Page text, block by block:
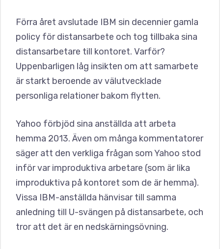
Förra året avslutade IBM sin decennier gamla
policy för distansarbete och tog tillbaka sina
distansarbetare till kontoret. Varför?
Uppenbarligen låg insikten om att samarbete
är starkt beroende av välutvecklade
personliga relationer bakom flytten.
Yahoo förbjöd sina anställda att arbeta
hemma 2013. Även om många kommentatorer
säger att den verkliga frågan som Yahoo stod
inför var improduktiva arbetare (som är lika
improduktiva på kontoret som de är hemma).
Vissa IBM-anställda hänvisar till samma
anledning till U-svängen på distansarbete, och
tror att det är en nedskärningsövning.